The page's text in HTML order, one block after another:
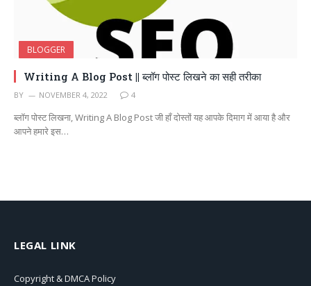
BLOGGER
Writing A Blog Post || ब्लॉग पोस्ट लिखने का सही तरीका
BY NOVEMBER 4, 2022 4
ब्लॉग पोस्ट लिखना, Writing A Blog Post जी हाँ दोस्तों यह आपके दिमाग में आया है और
आपने हमारे इस…
LEGAL LINK
Copyright & DMCA Policy